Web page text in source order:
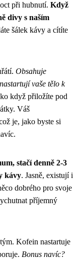
při hubnutí. Když
divy s naším
šálek kávy a cítíte
Obsahuje
vaše tělo k
když přiložíte pod
Váš
je, jako byste si
stačí denně 2-3
kávy. Jasně, existují i
dobrého pro svoje
příjemný
Kofein nastartuje
Bonus navíc?